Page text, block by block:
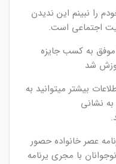
را نبینم این ندیدن
اجتماعی است.
لازم به ذکر است طاهری در سال 99 موفق به کسب جایزه
شد
بیشتر میتوانید به
نشانی
عصر خانواده حصور
با مجری یرنامه